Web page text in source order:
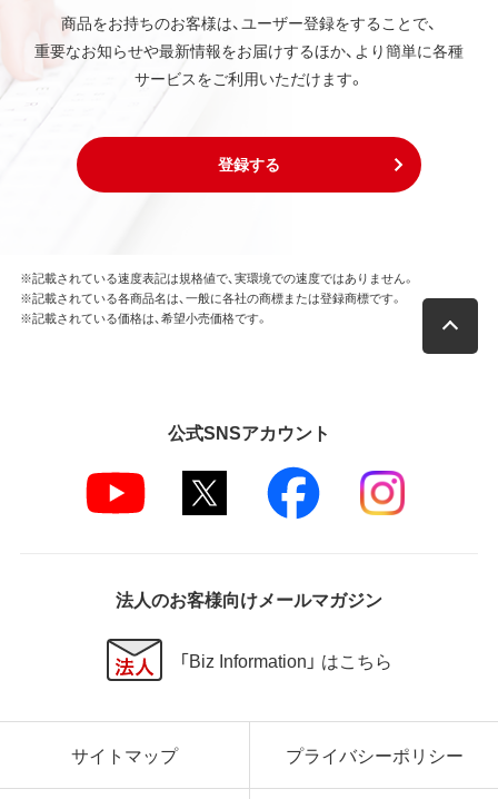
商品をお持ちのお客様は、ユーザー登録をすることで、
重要なお知らせや最新情報をお届けするほか、より簡単に各種
サービスをご利用いただけます。
登録する
※記載されている速度表記は規格値で、実環境での速度ではありません。
※記載されている各商品名は、一般に各社の商標または登録商標です。
※記載されている価格は、希望小売価格です。
公式SNSアカウント
法人のお客様向けメールマガジン
「Biz Information」 はこちら
サイトマップ プライバシーポリシー